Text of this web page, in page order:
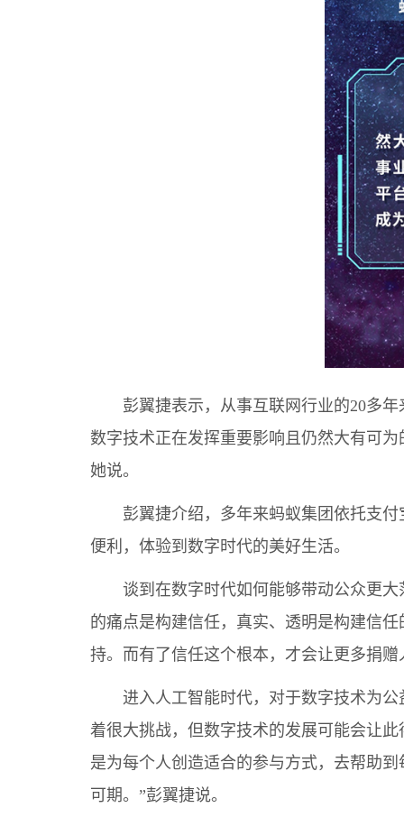
彭翼捷表示，从事互联网行业的20多
数字技术正在发挥重要影响且仍然大有可
她说。
彭翼捷介绍，多年来蚂蚁集团依托支
便利，体验到数字时代的美好生活。
谈到在数字时代如何能够带动公众更
的痛点是构建信任，真实、透明是构建信
持。而有了信任这个根本，才会让更多捐
进入人工智能时代，对于数字技术为
着很大挑战，但数字技术的发展可能会让
是为每个人创造适合的参与方式，去帮助
可期。”彭翼捷说。